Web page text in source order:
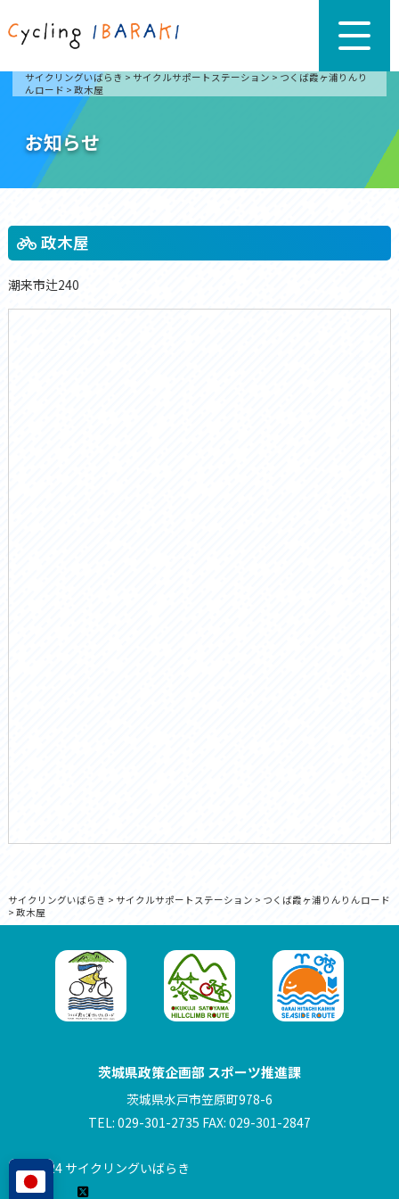
サイクリングいばらき > サイクルサポートステーション > つくば霞ヶ浦りんり
んロード > 政木屋
お知らせ
政木屋
潮来市辻240
サイクリングいばらき > サイクルサポートステーション > つくば霞ヶ浦りんりんロード
> 政木屋
茨城県政策企画部 スポーツ推進課
茨城県水戸市笠原町978-6
TEL: 029-301-2735 FAX: 029-301-2847
© 2024 サイクリングいばらき